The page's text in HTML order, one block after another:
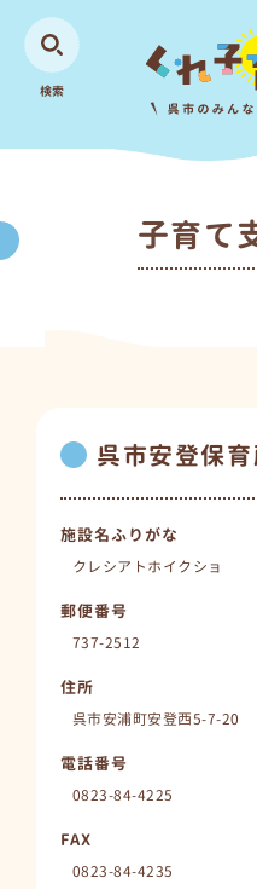
検索
子育て
呉市安登保
施設名ふりがな
クレシアトホイクショ
郵便番号
737-2512
住所
呉市安浦町安登西5-7-20
電話番号
0823-84-4225
FAX
0823-84-4235